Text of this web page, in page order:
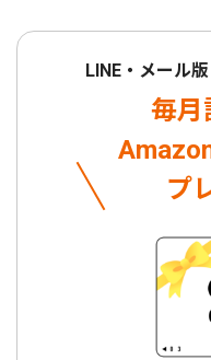
LINE・メール
毎月
プ